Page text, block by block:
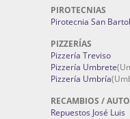
PIROTECNIAS
Pirotecnia San
PIZZERÍAS
Pizzería Treviso
Pizzería Umbrete
Pizzería Umbría
RECAMBIOS /
Repuestos José Luis